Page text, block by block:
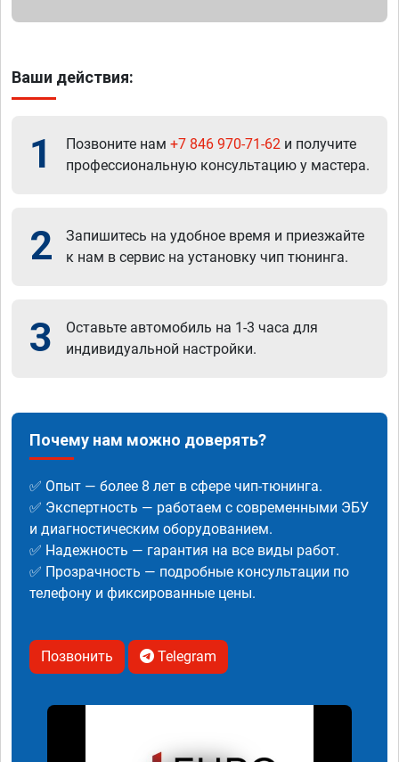
Ваши действия:
1 Позвоните нам +7 846 970-71-62 и получите
профессиональную консультацию у мастера.
2
Запишитесь на удобное время и приезжайте
к нам в сервис на установку чип тюнинга.
3
Оставьте автомобиль на 1-3 часа для
индивидуальной настройки.
Почему нам можно доверять?
✅ Опыт — более 8 лет в сфере чип-тюнинга.
✅ Экспертность — работаем с современными ЭБУ
и диагностическим оборудованием.
✅ Надежность — гарантия на все виды работ.
✅ Прозрачность — подробные консультации по
телефону и фиксированные цены.
Позвонить Telegram